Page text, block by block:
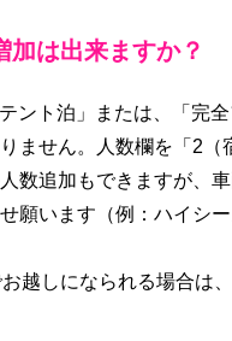
は出来ますか？
ント泊」または、「完
ません。人数欄を「2（
数追加もできますが、車
願います（例：ハイシ
越しになられる場合は